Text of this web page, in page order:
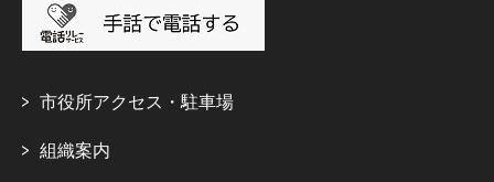
市役所アクセス・駐車場
組織案内